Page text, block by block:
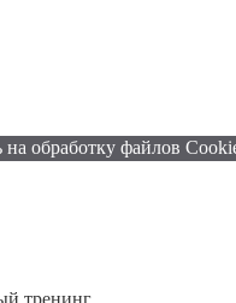
на обработку файлов